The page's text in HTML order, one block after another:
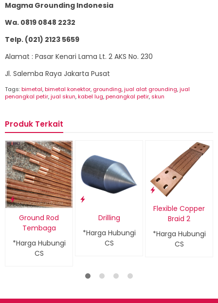
Magma Grounding Indonesia
Wa. 0819 0848 2232
Telp. (021) 2123 5659
Alamat : Pasar Kenari Lama Lt. 2 AKS No. 230
Jl. Salemba Raya Jakarta Pusat
Tags:bimetal,bimetal konektor, grounding,jual alat grounding,jual
penangkal petir,jual skun,kabel lug,penangkal petir,skun
Produk Terkait
Ground Rod
Tembaga
*Harga Hubungi
CS
Drilling
*Harga Hubungi
CS
Flexible Copper
Braid 2
*Harga Hubungi
CS